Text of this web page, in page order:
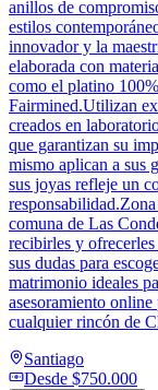
anillos de
estilos
innovador y la
elaborada con
como el platino
Fairmined.Utilizan
creados en
que garantizan su
mismo aplican a sus
sus joyas refleje un
comuna de Las
recibirles y
sus dudas para
matrimonio ideales
asesoramiento online
cualquier rincón de
Santiago
Desde $750.000